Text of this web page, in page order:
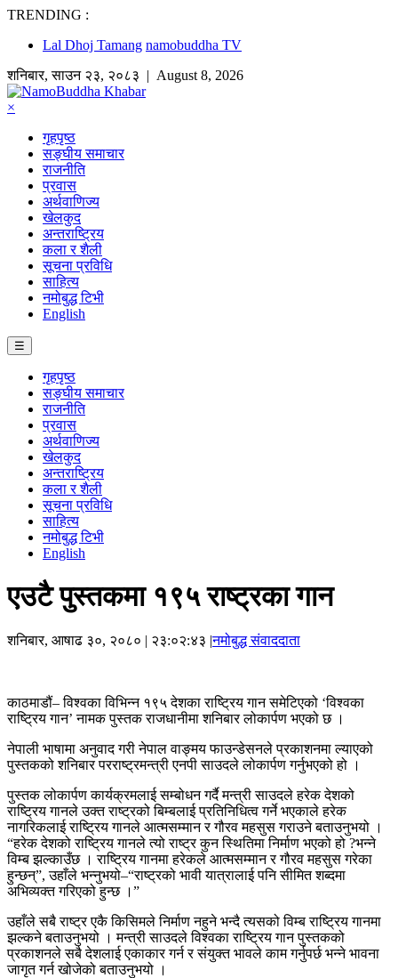
TRENDING :
Lal Dhoj Tamang namobuddha TV
शनिबार,साउन २३, २०८३ | August 8, 2026
×
गृहपृष्ठ
सङ्घीय समाचार
राजनीति
प्रवास
अर्थवाणिज्य
खेलकुद
अन्तराष्ट्रिय
कला र शैली
सूचना प्रविधि
साहित्य
नमोबुद्ध टिभी
English
☰
गृहपृष्ठ
सङ्घीय समाचार
राजनीति
प्रवास
अर्थवाणिज्य
खेलकुद
अन्तराष्ट्रिय
कला र शैली
सूचना प्रविधि
साहित्य
नमोबुद्ध टिभी
English
एउटै पुस्तकमा १९५ राष्ट्रका गान
शनिबार, आषाढ ३०, २०८० | २३:०२:४३ |नमोबुद्ध संवाददाता
काठमाडौं– विश्वका विभिन्न १९५ देशका राष्ट्रिय गान समेटिएको ‘विश्वका
राष्ट्रिय गान’ नामक पुस्तक राजधानीमा शनिबार लोकार्पण भएको छ ।
नेपाली भाषामा अनुवाद गरी नेपाल वाङ्मय फाउन्डेसनले प्रकाशनमा ल्याएको
पुस्तकको शनिबार परराष्ट्रमन्त्री एनपी साउदले लोकार्पण गर्नुभएको हो ।
पुस्तक लोकार्पण कार्यक्रमलाई सम्बोधन गर्दै मन्त्री साउदले हरेक देशको
राष्ट्रिय गानले उक्त राष्ट्रको बिम्बलाई प्रतिनिधित्व गर्ने भएकाले हरेक
नागरिकलाई राष्ट्रिय गानले आत्मसम्मान र गौरव महसुस गराउने बताउनुभयो ।
“हरेक देशको राष्ट्रिय गानले त्यो राष्ट्र कुन स्थितिमा निर्माण भएको हो ?भन्ने
विम्ब झल्काउँछ । राष्ट्रिय गानमा हरेकले आत्मसम्मान र गौरव महसुस गरेका
हुन्छन्”, उहाँले भन्नुभयो–“राष्ट्रको भावी यात्रालाई पनि सीमित शब्दमा
अभिव्यक्त गरिएको हुन्छ ।”
उहाँले सबै राष्ट्र एकै किसिमले निर्माण नहुने भन्दै त्यसको विम्ब राष्ट्रिय गानमा
झल्कने बताउनुभयो । मन्त्री साउदले विश्वका राष्ट्रिय गान पुस्तकको
प्रकाशनले सबै देशलाई एकाकार गर्न र संयुक्त भावले काम गर्नुपर्छ भन्ने भावना
जागृत गर्न खोजेको बताउनुभयो ।